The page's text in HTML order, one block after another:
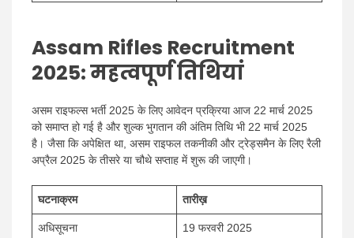
Assam Rifles Recruitment
2025: महत्वपूर्ण तिथियां
असम राइफल्स भर्ती 2025 के लिए आवेदन प्रक्रिया आज 22 मार्च 2025
को समाप्त हो गई है और शुल्क भुगतान की अंतिम तिथि भी 22 मार्च 2025
है। जैसा कि अपेक्षित था, असम राइफल तकनीकी और ट्रेड्समैन के लिए रैली
अप्रैल 2025 के तीसरे या चौथे सप्ताह में शुरू की जाएगी।
घटनाक्रम तारीख़
अधिसूचना 19 फरवरी 2025